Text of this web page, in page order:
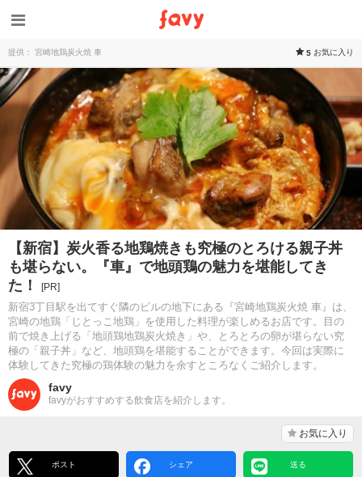
提供： 宮崎地鶏炭火焼 車 5 お気に入り
【新宿】炭火香る地鶏焼きも究極のとろける親子丼
も堪らない。『車』で地頭鶏の魅力を堪能してき
た！
[PR]
新宿3丁目駅を出てすぐ隣のビルの地下にある『宮崎地鶏炭火焼 車』は、
宮崎の地鶏「じとっこ地鶏」を使用した料理が楽しめるお店です。目の
前で焼き上げる「地頭鶏地鶏炭火焼き」や、とろとろの卵が堪らない究
極の「親子丼」など、地頭鶏を堪能することができます。今回は実際に
体験してきた究極の鶏体験の魅力を余すところなくご紹介します。
favy
favyがおすすめする飲食店を紹介します。
お気に入り
ポスト シェア 送る